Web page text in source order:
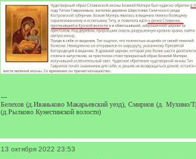
---
Белехов (д.Иваньково Макарьевский уезд), Смирнов (д. Мухино/
(д.Рылково Кунестинской волости)
13 октября 2022 23:53